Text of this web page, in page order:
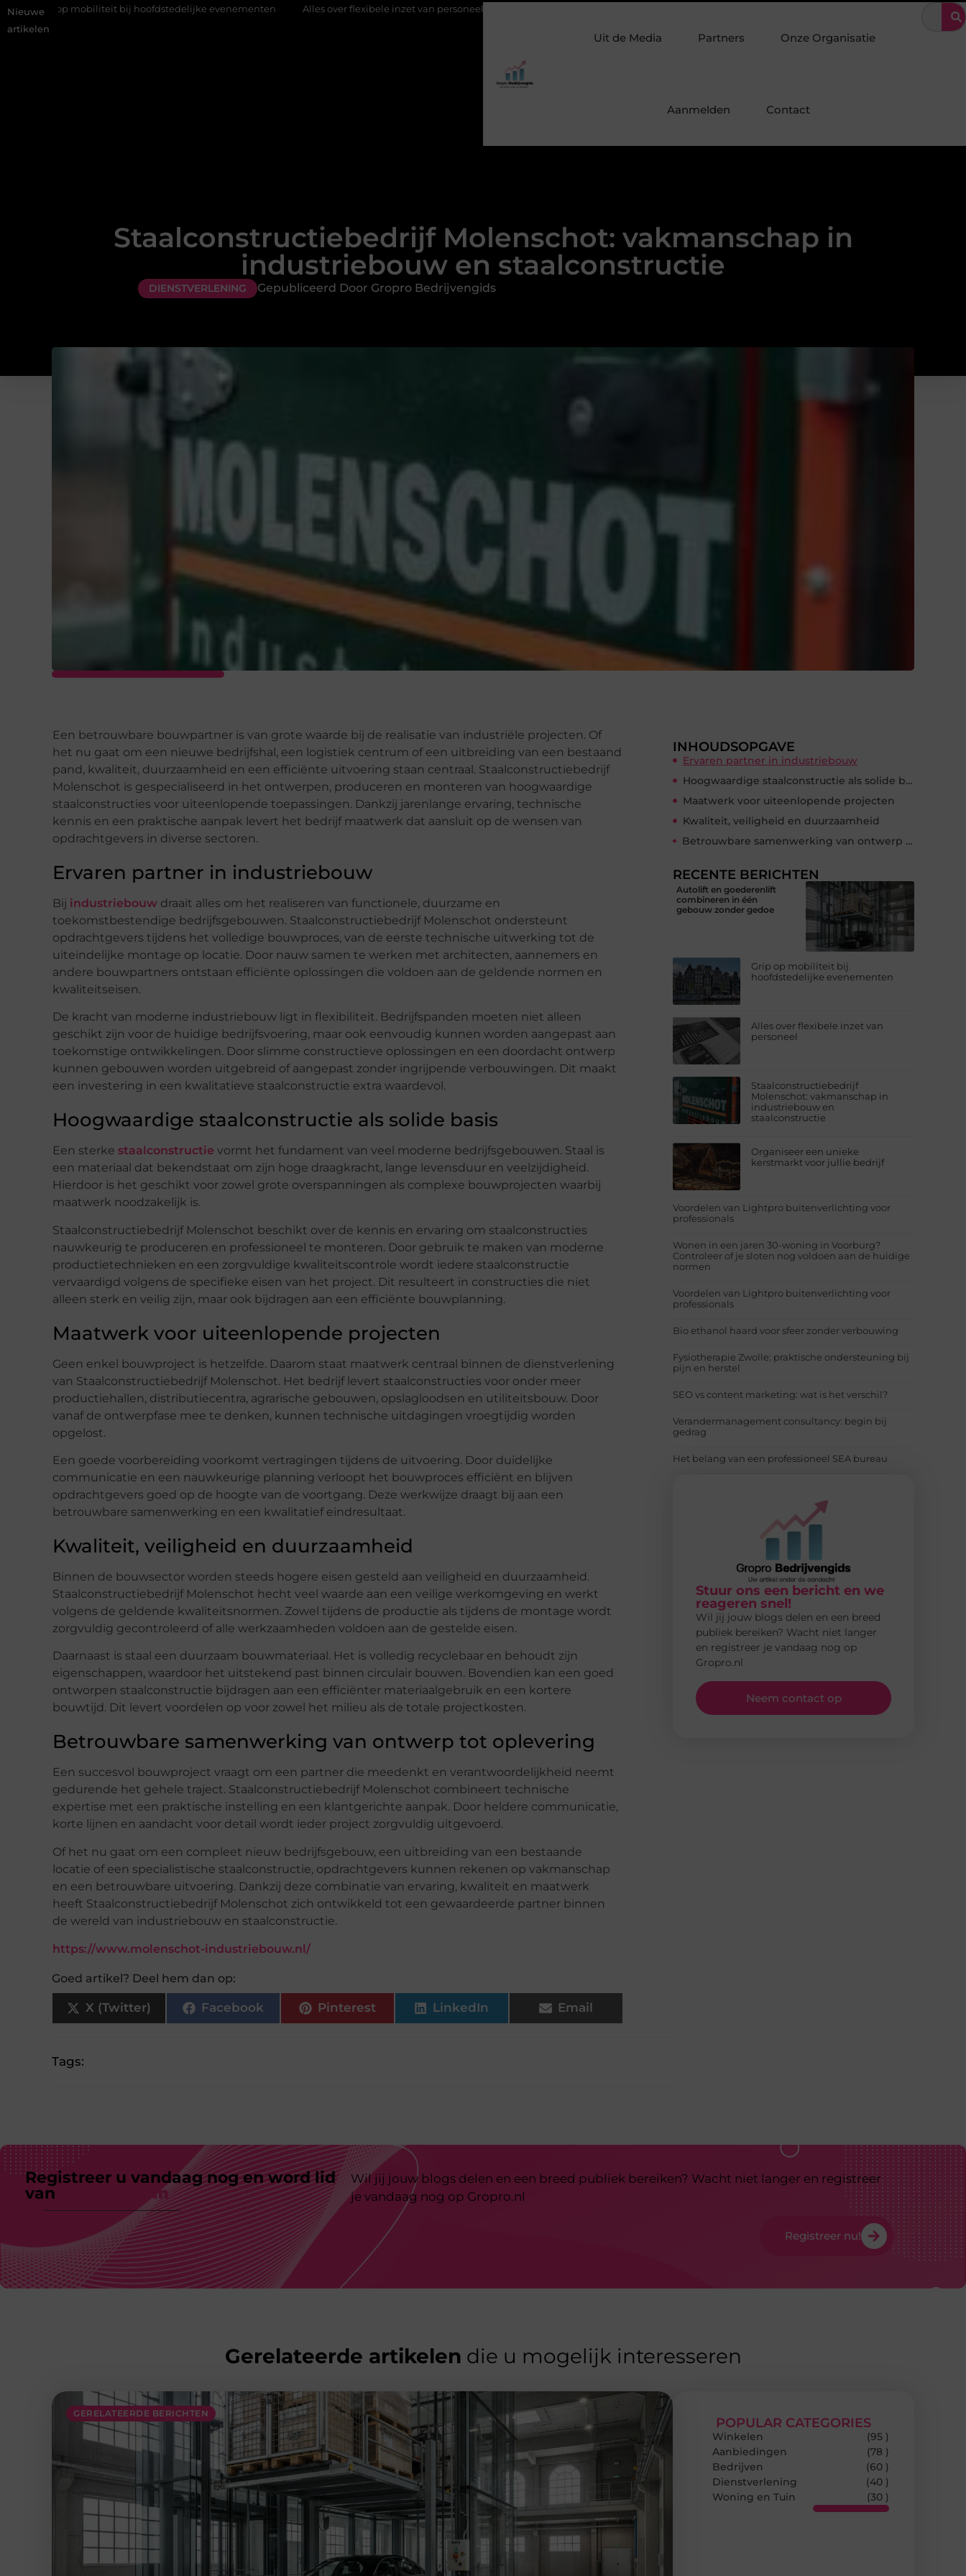
Nieuwe
artikelen
bij hoofdstedelijke evenementen Alles over flexibele inzet van personeel Staalconstructiebedrijf Molenschot: vakmanschap in industriebouw en staalconstructie Organiseer een
Uit de Media Partners Onze Organisatie
Aanmelden Contact
Staalconstructiebedrijf Molenschot: vakmanschap in
industriebouw en staalconstructie
DIENSTVERLENING Gepubliceerd Door Gropro Bedrijvengids
Een betrouwbare bouwpartner is van grote waarde bij de realisatie van industriële projecten. Of
het nu gaat om een nieuwe bedrijfshal, een logistiek centrum of een uitbreiding van een bestaand
pand, kwaliteit, duurzaamheid en een efficiënte uitvoering staan centraal. Staalconstructiebedrijf
Molenschot is gespecialiseerd in het ontwerpen, produceren en monteren van hoogwaardige
staalconstructies voor uiteenlopende toepassingen. Dankzij jarenlange ervaring, technische
kennis en een praktische aanpak levert het bedrijf maatwerk dat aansluit op de wensen van
opdrachtgevers in diverse sectoren.
Ervaren partner in industriebouw
Bij industriebouw draait alles om het realiseren van functionele, duurzame en
toekomstbestendige bedrijfsgebouwen. Staalconstructiebedrijf Molenschot ondersteunt
opdrachtgevers tijdens het volledige bouwproces, van de eerste technische uitwerking tot de
uiteindelijke montage op locatie. Door nauw samen te werken met architecten, aannemers en
andere bouwpartners ontstaan efficiënte oplossingen die voldoen aan de geldende normen en
kwaliteitseisen.
De kracht van moderne industriebouw ligt in flexibiliteit. Bedrijfspanden moeten niet alleen
geschikt zijn voor de huidige bedrijfsvoering, maar ook eenvoudig kunnen worden aangepast aan
toekomstige ontwikkelingen. Door slimme constructieve oplossingen en een doordacht ontwerp
kunnen gebouwen worden uitgebreid of aangepast zonder ingrijpende verbouwingen. Dit maakt
een investering in een kwalitatieve staalconstructie extra waardevol.
Hoogwaardige staalconstructie als solide basis
Een sterke staalconstructie vormt het fundament van veel moderne bedrijfsgebouwen. Staal is
een materiaal dat bekendstaat om zijn hoge draagkracht, lange levensduur en veelzijdigheid.
Hierdoor is het geschikt voor zowel grote overspanningen als complexe bouwprojecten waarbij
maatwerk noodzakelijk is.
Staalconstructiebedrijf Molenschot beschikt over de kennis en ervaring om staalconstructies
nauwkeurig te produceren en professioneel te monteren. Door gebruik te maken van moderne
productietechnieken en een zorgvuldige kwaliteitscontrole wordt iedere staalconstructie
vervaardigd volgens de specifieke eisen van het project. Dit resulteert in constructies die niet
alleen sterk en veilig zijn, maar ook bijdragen aan een efficiënte bouwplanning.
Maatwerk voor uiteenlopende projecten
Geen enkel bouwproject is hetzelfde. Daarom staat maatwerk centraal binnen de dienstverlening
van Staalconstructiebedrijf Molenschot. Het bedrijf levert staalconstructies voor onder meer
productiehallen, distributiecentra, agrarische gebouwen, opslagloodsen en utiliteitsbouw. Door
vanaf de ontwerpfase mee te denken, kunnen technische uitdagingen vroegtijdig worden
opgelost.
Een goede voorbereiding voorkomt vertragingen tijdens de uitvoering. Door duidelijke
communicatie en een nauwkeurige planning verloopt het bouwproces efficiënt en blijven
opdrachtgevers goed op de hoogte van de voortgang. Deze werkwijze draagt bij aan een
betrouwbare samenwerking en een kwalitatief eindresultaat.
Kwaliteit, veiligheid en duurzaamheid
Binnen de bouwsector worden steeds hogere eisen gesteld aan veiligheid en duurzaamheid.
Staalconstructiebedrijf Molenschot hecht veel waarde aan een veilige werkomgeving en werkt
volgens de geldende kwaliteitsnormen. Zowel tijdens de productie als tijdens de montage wordt
zorgvuldig gecontroleerd of alle werkzaamheden voldoen aan de gestelde eisen.
Daarnaast is staal een duurzaam bouwmateriaal. Het is volledig recyclebaar en behoudt zijn
eigenschappen, waardoor het uitstekend past binnen circulair bouwen. Bovendien kan een goed
ontworpen staalconstructie bijdragen aan een efficiënter materiaalgebruik en een kortere
bouwtijd. Dit levert voordelen op voor zowel het milieu als de totale projectkosten.
Betrouwbare samenwerking van ontwerp tot oplevering
Een succesvol bouwproject vraagt om een partner die meedenkt en verantwoordelijkheid neemt
gedurende het gehele traject. Staalconstructiebedrijf Molenschot combineert technische
expertise met een praktische instelling en een klantgerichte aanpak. Door heldere communicatie,
korte lijnen en aandacht voor detail wordt ieder project zorgvuldig uitgevoerd.
Of het nu gaat om een compleet nieuw bedrijfsgebouw, een uitbreiding van een bestaande
locatie of een specialistische staalconstructie, opdrachtgevers kunnen rekenen op vakmanschap
en een betrouwbare uitvoering. Dankzij deze combinatie van ervaring, kwaliteit en maatwerk
heeft Staalconstructiebedrijf Molenschot zich ontwikkeld tot een gewaardeerde partner binnen
de wereld van industriebouw en staalconstructie.
https://www.molenschot-industriebouw.nl/
Goed artikel? Deel hem dan op:
X (Twitter) Facebook Pinterest LinkedIn Email
Tags:
INHOUDSOPGAVE
Ervaren partner in industriebouw
Hoogwaardige staalconstructie als solide basis
Maatwerk voor uiteenlopende projecten
Kwaliteit, veiligheid en duurzaamheid
Betrouwbare samenwerking van ontwerp tot oplevering
RECENTE BERICHTEN
Autolift en goederenlift
combineren in één
gebouw zonder gedoe
Grip op mobiliteit bij
hoofdstedelijke evenementen
Alles over flexibele inzet van
personeel
Staalconstructiebedrijf
Molenschot: vakmanschap in
industriebouw en
staalconstructie
Organiseer een unieke
kerstmarkt voor jullie bedrijf
Voordelen van Lightpro buitenverlichting voor
professionals
Wonen in een jaren 30-woning in Voorburg?
Controleer of je sloten nog voldoen aan de huidige
normen
Voordelen van Lightpro buitenverlichting voor
professionals
Bio ethanol haard voor sfeer zonder verbouwing
Fysiotherapie Zwolle: praktische ondersteuning bij
pijn en herstel
SEO vs content marketing: wat is het verschil?
Verandermanagement consultancy: begin bij
gedrag
Het belang van een professioneel SEA bureau
Stuur ons een bericht en we
reageren snel!
Wil jij jouw blogs delen en een breed
publiek bereiken? Wacht niet langer
en registreer je vandaag nog op
Gropro.nl
Neem contact op
Registreer u vandaag nog en word lid
van
ons platform
Wil jij jouw blogs delen en een breed publiek bereiken? Wacht niet langer en registreer
je vandaag nog op Gropro.nl
Registreer nu!
Gerelateerde artikelen die u mogelijk interesseren
GERELATEERDE BERICHTEN
POPULAR CATEGORIES
Winkelen
(95 )
Aanbiedingen
(78 )
Bedrijven
(60 )
Dienstverlening
(40 )
Woning en Tuin
(30 )